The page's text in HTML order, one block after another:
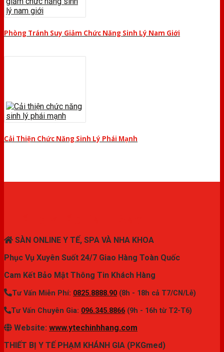
Phòng Tránh Suy Giảm Chức Năng Sinh Lý Nam Giới
Cải Thiện Chức Năng Sinh Lý Phái Mạnh
SÀN ONLINE Y TẾ, SPA VÀ NHA KHOA
Phục Vụ Xuyên Suốt 24/7 Giao Hàng Toàn Quốc
Cam Kết Bảo Mật Thông Tin Khách Hàng
Tư Vấn Miễn Phí: 0825.8888.90 (8h - 18h cả T7/CN/Lễ)
Tư Vấn Chuyên Gia: 096.345.8866 (9h - 16h từ T2-T6)
Website: www.ytechinhhang.com
THIẾT BỊ Y TẾ PHẠM KHÁNH GIA (PKGmed)